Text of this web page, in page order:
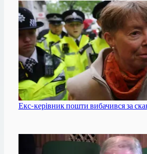
Екс-керівник пошти вибачився за